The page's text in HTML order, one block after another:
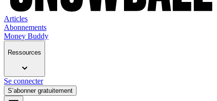
Articles
Abonnements
Money Buddy
Ressources
Se connecter
S’abonner gratuitement